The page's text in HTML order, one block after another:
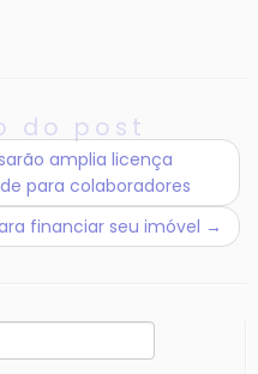
do post
amplia licença
para colaboradores
financiar seu imóvel →